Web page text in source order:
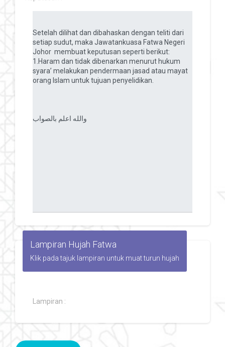
Lampiran Hujah Fatwa
Klik pada tajuk lampiran untuk muat turun hujah
Lampiran :